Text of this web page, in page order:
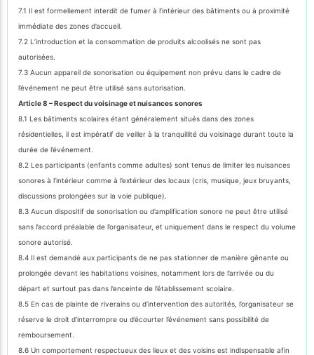
7.1 Il est formellement interdit de fumer à l’intérieur des bâtiments ou à proximité
immédiate des zones d’accueil.
7.2 L’introduction et la consommation de produits alcoolisés ne sont pas
autorisées.
7.3 Aucun appareil de sonorisation ou équipement non prévu dans le cadre de
l’événement ne peut être utilisé sans autorisation.
Article 8 – Respect du voisinage et nuisances sonores
8.1 Les bâtiments scolaires étant généralement situés dans des zones
résidentielles, il est impératif de veiller à la tranquillité du voisinage durant toute la
durée de l’événement.
8.2 Les participants (enfants comme adultes) sont tenus de limiter les nuisances
sonores à l’intérieur comme à l’extérieur des locaux (cris, musique, jeux bruyants,
discussions prolongées sur la voie publique).
8.3 Aucun dispositif de sonorisation ou d’amplification sonore ne peut être utilisé
sans l’accord préalable de l’organisateur, et uniquement dans le respect du volume
sonore autorisé.
8.4 Il est demandé aux participants de ne pas stationner de manière gênante ou
prolongée devant les habitations voisines, notamment lors de l’arrivée ou du
départ et surtout pas dans l’enceinte de l’établissement scolaire.
8.5 En cas de plainte de riverains ou d’intervention des autorités, l’organisateur se
réserve le droit d’interrompre ou d’écourter l’événement sans possibilité de
remboursement.
8.6 Un comportement respectueux des lieux et des voisins est indispensable afin